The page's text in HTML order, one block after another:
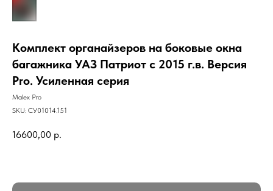
Комплект органайзеров на боковые окна
багажника УАЗ Патриот с 2015 г.в. Версия
Pro. Усиленная серия
Malex Pro
SKU: СУ01014.151
16600,00 р.